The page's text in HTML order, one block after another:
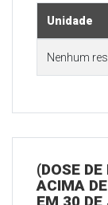
Unidade
Nenhum
(DOSE
ACIMA